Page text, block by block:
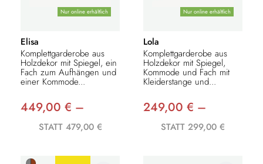
Nur online erhältlich
Elisa
Komplettgarderobe aus
Holzdekor mit Spiegel, ein
Fach zum Aufhängen und
einer Kommode...
449,00 € –
STATT 479,00 €
Nur online erhältlich
Lola
Komplettgarderobe aus
Holzdekor mit Spiegel,
Kommode und Fach mit
Kleiderstange und...
249,00 € –
STATT 299,00 €